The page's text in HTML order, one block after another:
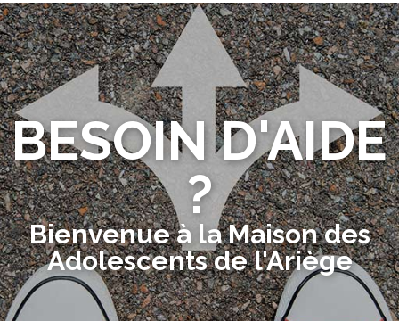
BESOIN D'AIDE
?
Bienvenue à la Maison des
Adolescents de l'Ariège